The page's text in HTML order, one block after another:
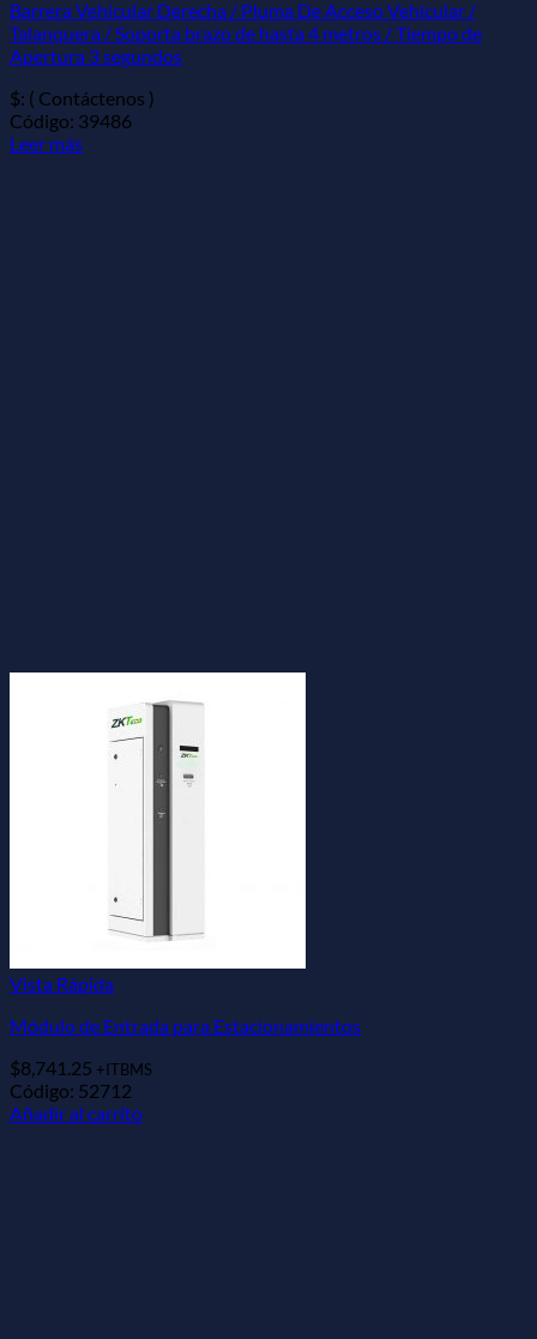
Barrera Vehicular Derecha / Pluma De Acceso Vehicular /
Talanquera / Soporta brazo de hasta 4 metros / Tiempo de
Apertura 3 segundos
$: ( Contáctenos )
Código: 39486
Leer más
Vista Rápida
Módulo de Entrada para Estacionamientos
$8,741.25 +ITBMS
Código: 52712
Añadir al carrito